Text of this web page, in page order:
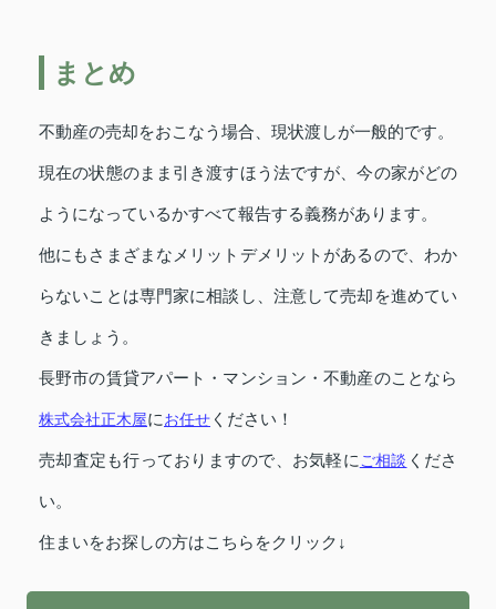
まとめ
不動産の売却をおこなう場合、現状渡しが一般的です。
現在の状態のまま引き渡すほう法ですが、今の家がどの
ようになっているかすべて報告する義務があります。
他にもさまざまなメリットデメリットがあるので、わか
らないことは専門家に相談し、注意して売却を進めてい
きましょう。
長野市の賃貸アパート・マンション・不動産のことなら
株式会社正木屋にお任せ ください！
売却査定も行っておりますので、お気軽に ご相談 くださ
い。
住まいをお探しの方はこちらをクリック↓